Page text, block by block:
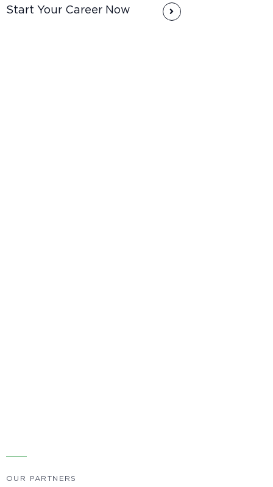
Start Your Career Now
OUR PARTNERS